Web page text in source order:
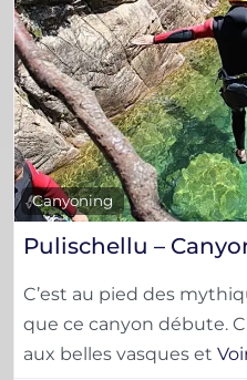
Canyoning
C’est au pied des
que ce canyon débute.
aux belles vasques et